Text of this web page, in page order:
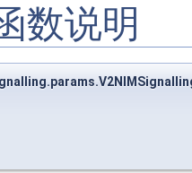
数说明